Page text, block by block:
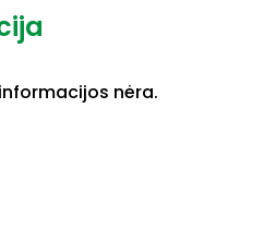
nėra.